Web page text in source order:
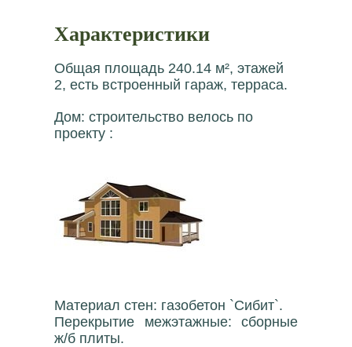
Характеристики
Общая площадь 240.14 м², этажей
2, есть встроенный гараж, терраса.
Дом: строительство велось по
проекту :
Материал стен: газобетон `Сибит`.
Перекрытие межэтажные: сборные
ж/б плиты.